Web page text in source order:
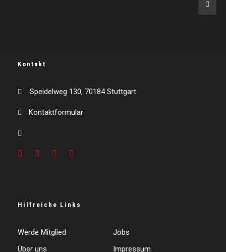
Kontakt
Speidelweg 130, 70184 Stuttgart
Kontaktformular
Hilfreiche Links
Werde Mitglied
Jobs
Über uns
Impressum